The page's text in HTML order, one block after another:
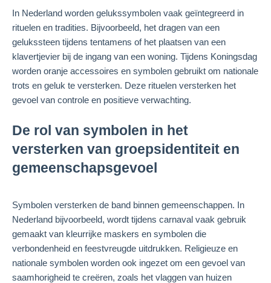
In Nederland worden gelukssymbolen vaak geïntegreerd in
rituelen en tradities. Bijvoorbeeld, het dragen van een
gelukssteen tijdens tentamens of het plaatsen van een
klavertjevier bij de ingang van een woning. Tijdens Koningsdag
worden oranje accessoires en symbolen gebruikt om nationale
trots en geluk te versterken. Deze rituelen versterken het
gevoel van controle en positieve verwachting.
De rol van symbolen in het
versterken van groepsidentiteit en
gemeenschapsgevoel
Symbolen versterken de band binnen gemeenschappen. In
Nederland bijvoorbeeld, wordt tijdens carnaval vaak gebruik
gemaakt van kleurrijke maskers en symbolen die
verbondenheid en feestvreugde uitdrukken. Religieuze en
nationale symbolen worden ook ingezet om een gevoel van
saamhorigheid te creëren, zoals het vlaggen van huizen